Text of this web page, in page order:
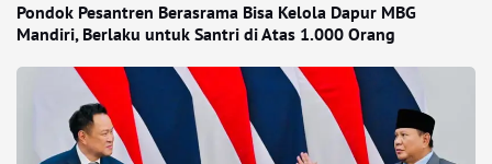
Pondok Pesantren Berasrama Bisa Kelola Dapur MBG
Mandiri, Berlaku untuk Santri di Atas 1.000 Orang